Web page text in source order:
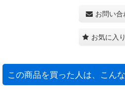
お問い合
お気に入
この商品を買った人は、こん